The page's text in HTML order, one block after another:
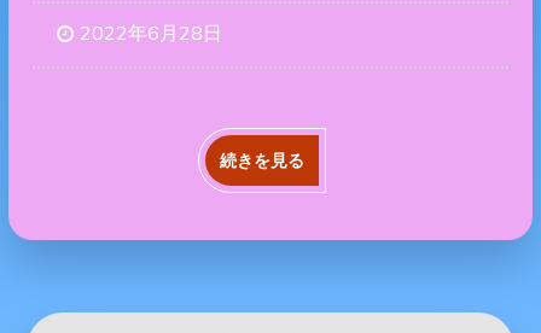
2022年6月28日
続きを見る